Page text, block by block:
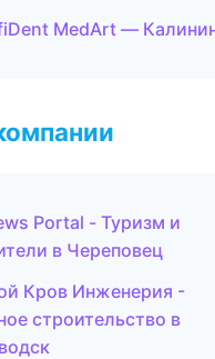
MedArt —
Portal - Туризм и
в Череповец
Кров Инженерия -
строительство в